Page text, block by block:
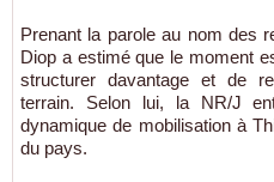
Prenant la parole au nom des
Diop a estimé que le moment
structurer davantage et de
terrain. Selon lui, la NR/J
dynamique de mobilisation à
du pays.